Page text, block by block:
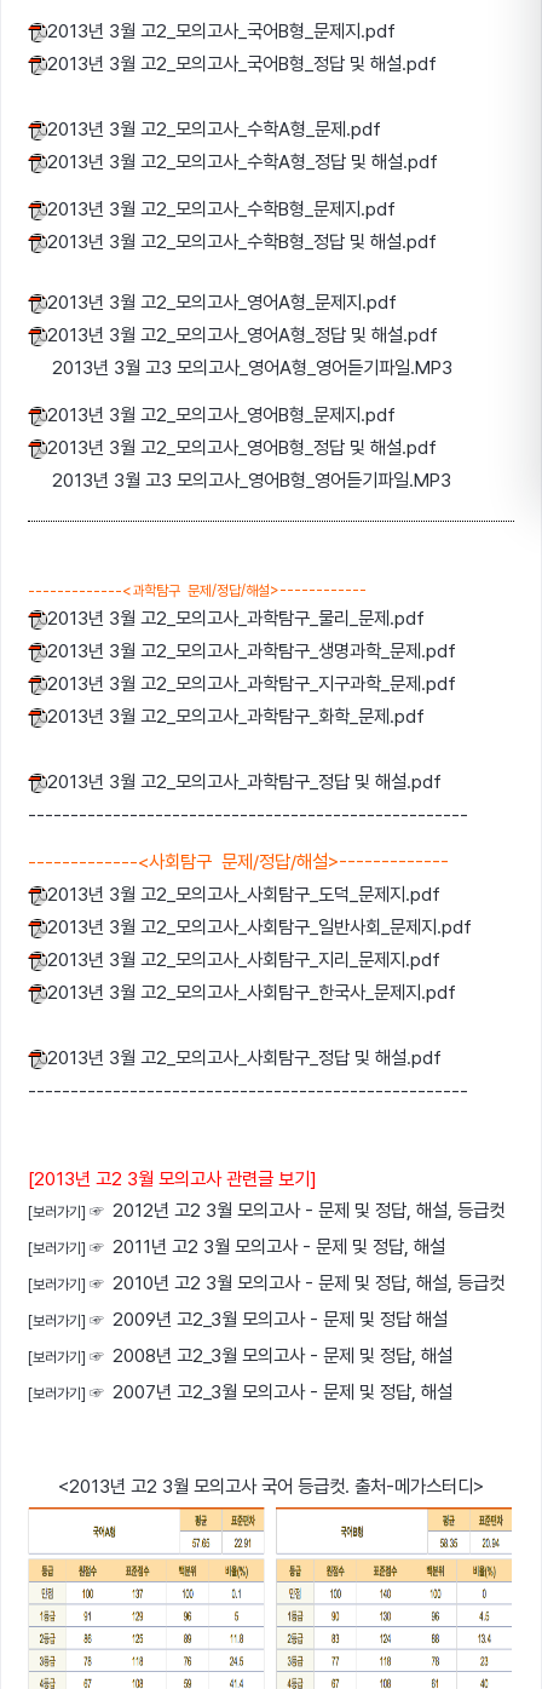
2013년 3월 고2_모의고사_국어B형_문제지.pdf
2013년 3월 고2_모의고사_국어B형_정답 및 해설.pdf
2013년 3월 고2_모의고사_수학A형_문제.pdf
2013년 3월 고2_모의고사_수학A형_정답 및 해설.pdf
2013년 3월 고2_모의고사_수학B형_문제지.pdf
2013년 3월 고2_모의고사_수학B형_정답 및 해설.pdf
2013년 3월 고2_모의고사_영어A형_문제지.pdf
2013년 3월 고2_모의고사_영어A형_정답 및 해설.pdf
2013년 3월 고3 모의고사_영어A형_영어듣기파일.MP3
2013년 3월 고2_모의고사_영어B형_문제지.pdf
2013년 3월 고2_모의고사_영어B형_정답 및 해설.pdf
2013년 3월 고3 모의고사_영어B형_영어듣기파일.MP3
-------------<과학탐구 문제/정답/해설>------------
2013년 3월 고2_모의고사_과학탐구_물리_문제.pdf
2013년 3월 고2_모의고사_과학탐구_생명과학_문제.pdf
2013년 3월 고2_모의고사_과학탐구_지구과학_문제.pdf
2013년 3월 고2_모의고사_과학탐구_화학_문제.pdf
2013년 3월 고2_모의고사_과학탐구_정답 및 해설.pdf
----------------------------------------------------
-------------<사회탐구 문제/정답/해설>-------------
2013년 3월 고2_모의고사_사회탐구_도덕_문제지.pdf
2013년 3월 고2_모의고사_사회탐구_일반사회_문제지.pdf
2013년 3월 고2_모의고사_사회탐구_지리_문제지.pdf
2013년 3월 고2_모의고사_사회탐구_한국사_문제지.pdf
2013년 3월 고2_모의고사_사회탐구_정답 및 해설.pdf
----------------------------------------------------
[2013년 고2 3월 모의고사 관련글 보기]
[보러가기] ☞ 2012년 고2 3월 모의고사 - 문제 및 정답, 해설, 등급컷
[보러가기] ☞ 2011년 고2 3월 모의고사 - 문제 및 정답, 해설
[보러가기] ☞ 2010년 고2 3월 모의고사 - 문제 및 정답, 해설, 등급컷
[보러가기] ☞ 2009년 고2_3월 모의고사 - 문제 및 정답 해설
[보러가기] ☞ 2008년 고2_3월 모의고사 - 문제 및 정답, 해설
[보러가기] ☞ 2007년 고2_3월 모의고사 - 문제 및 정답, 해설
<2013년 고2 3월 모의고사 국어 등급컷. 출처-메가스터디>